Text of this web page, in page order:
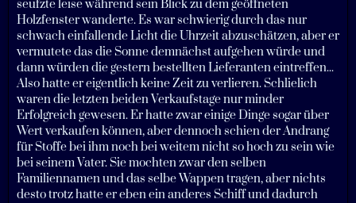
seufzte leise während sein Blick zu dem geöffneten
Holzfenster wanderte. Es war schwierig durch das nur
schwach einfallende Licht die Uhrzeit abzuschätzen, aber er
vermutete das die Sonne demnächst aufgehen würde und
dann würden die gestern bestellten Lieferanten eintreffen...
Also hatte er eigentlich keine Zeit zu verlieren. Schlielich
waren die letzten beiden Verkaufstage nur minder
Erfolgreich gewesen. Er hatte zwar einige Dinge sogar über
Wert verkaufen können, aber dennoch schien der Andrang
für Stoffe bei ihm noch bei weitem nicht so hoch zu sein wie
bei seinem Vater. Sie mochten zwar den selben
Familiennamen und das selbe Wappen tragen, aber nichts
desto trotz hatte er eben ein anderes Schiff und dadurch